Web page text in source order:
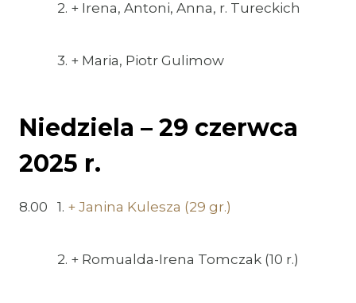
2. + Irena, Antoni, Anna, r. Tureckich
3. + Maria, Piotr Gulimow
Niedziela – 29 czerwca
2025 r.
8.00 1. + Janina Kulesza (29 gr.)
2. + Romualda-Irena Tomczak (10 r.)